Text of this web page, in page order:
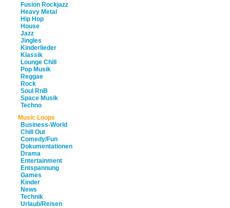
Fusion Rockjazz
Heavy Metal
Hip Hop
House
Jazz
Jingles
Kinderlieder
Klassik
Lounge Chill
Pop Musik
Reggae
Rock
Soul RnB
Space Musik
Techno
Music Loops
Business-World
Chill Out
Comedy/Fun
Dokumentationen
Drama
Entertainment
Entspannung
Games
Kinder
News
Technik
Urlaub/Reisen